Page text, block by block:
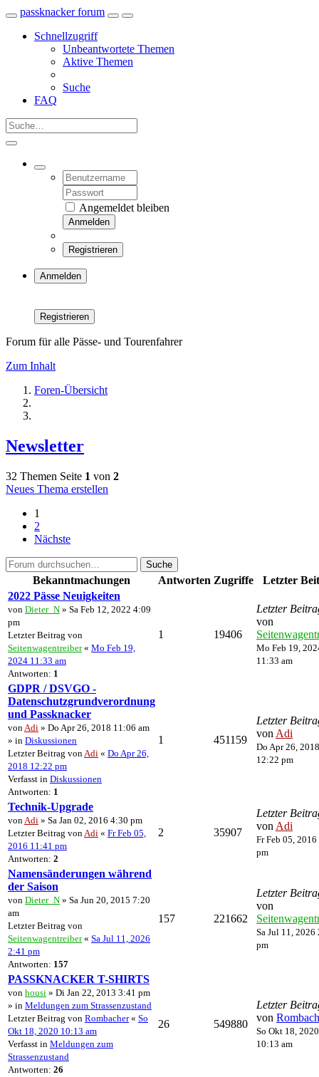
passknacker forum
Schnellzugriff
Unbeantwortete Themen
Aktive Themen
Suche
FAQ
Angemeldet bleiben
Anmelden
Registrieren
Anmelden
Registrieren
Forum für alle Pässe- und Tourenfahrer
Zum Inhalt
Foren-Übersicht
Newsletter
32 Themen Seite 1 von 2
Neues Thema erstellen
1
2
Nächste
Suche
Bekanntmachungen Antworten Zugriffe
Letzter
2022 Pässe Neuigkeiten
von Dieter_N » Sa Feb 12, 2022 4:09
pm
Letzter Beitrag von
Seitenwagentreiber« Mo Feb 19,
2024 11:33 am
Antworten: 1
1 19406
Letzter
von
Mo Feb 19,
11:33 am
GDPR / DSVGO -
Datenschutzgrundverordnung
und Passknacker
von Adi » Do Apr 26, 2018 11:06 am
» in Diskussionen
Letzter Beitrag von Adi « Do Apr 26,
2018 12:22 pm
Verfasst in Diskussionen
Antworten: 1
1 451159
Letzter
von Adi
Do Apr 26, 2018
12:22 pm
Technik-Upgrade
von Adi » Sa Jan 02, 2016 4:30 pm
Letzter Beitrag von Adi « Fr Feb 05,
2016 11:41 pm
Antworten: 2
2 35907
Letzter
von Adi
Fr Feb 05,
pm
Namensänderungen während
der Saison
von Dieter_N » Sa Jun 20, 2015 7:20
am
Letzter Beitrag von
Seitenwagentreiber« Sa Jul 11, 2026
2:41 pm
Antworten: 157
157 221662
Letzter
von
Sa Jul 11, 2026
pm
PASSKNACKER T-SHIRTS
von housi » Di Jan 22, 2013 3:41 pm
» in Meldungen zum Strassenzustand
Letzter Beitrag von Rombacher« So
Okt 18, 2020 10:13 am
Verfasst in Meldungen zum
Strassenzustand
Antworten: 26
26 549880
Letzter
von
So Okt 18, 2020
10:13 am